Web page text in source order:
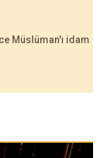
Müslüman'ı idam